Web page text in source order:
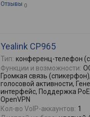
Отзывы 0
Yealink CP965
Тип: конференц-телефон
Функции и возможности:
Громкая связь
голосовой активности,
интерфейс, Поддержка
OpenVPN
Кол-во VoIP-аккаунтов: 1